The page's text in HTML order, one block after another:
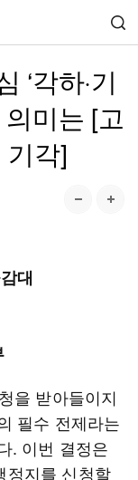
‘각하·기
미는 [고
각]
대
을 받아들이지
필수 전제라는
. 이번 결정은
정지를 신청할